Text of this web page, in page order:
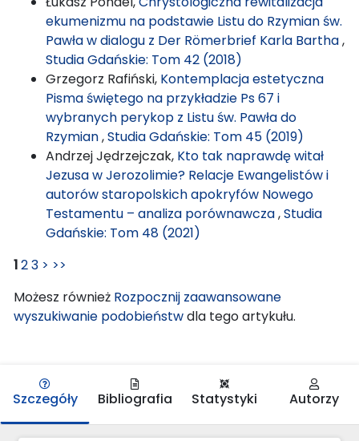
ekumenizmu na podstawie Listu do Rzymian św.
Pawła w dialogu z Der Römerbrief Karla Bartha,
Studia Gdańskie: Tom 42 (2018)
Grzegorz Rafiński, Kontemplacja estetyczna
Pisma świętego na przykładzie Ps 67 i
wybranych perykop z Listu św. Pawła do
Rzymian,Studia Gdańskie: Tom 45 (2019)
Andrzej Jędrzejczak, Kto tak naprawdę witał
Jezusa w Jerozolimie? Relacje Ewangelistów i
autorów staropolskich apokryfów Nowego
Testamentu – analiza porównawcza,Studia
Gdańskie: Tom 48 (2021)
123 > >>
Możesz również Rozpocznij zaawansowane
wyszukiwanie podobieństwdla tego artykułu.
Szczegóły Bibliografia Statystyki Autorzy